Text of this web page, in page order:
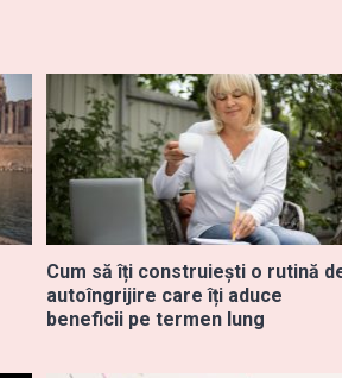
Cum să îți construiești o rutină
autoîngrijire care îți aduce
beneficii pe termen lung